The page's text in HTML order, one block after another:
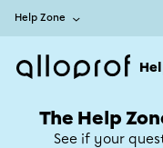
Help Zone
The Help
See if your